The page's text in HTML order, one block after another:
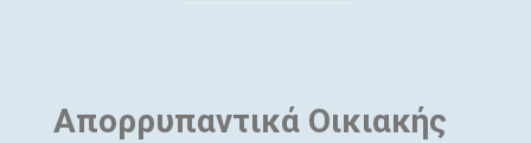
Απορρυπαντικά Οικιακής